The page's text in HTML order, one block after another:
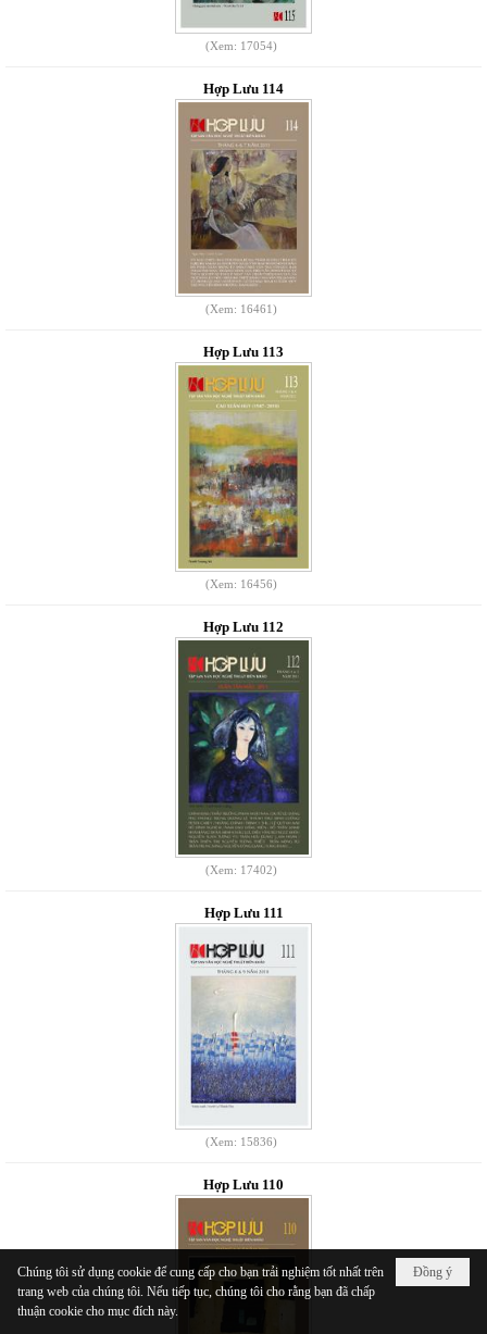
(Xem: 17054)
Hợp Lưu 114
(Xem: 16461)
Hợp Lưu 113
(Xem: 16456)
Hợp Lưu 112
(Xem: 17402)
Hợp Lưu 111
(Xem: 15836)
Hợp Lưu 110
Đồng ý
Chúng tôi sử dụng cookie để cung cấp cho bạn trải nghiệm tốt nhất trên
trang web của chúng tôi. Nếu tiếp tục, chúng tôi cho rằng bạn đã chấp
thuận cookie cho mục đích này.